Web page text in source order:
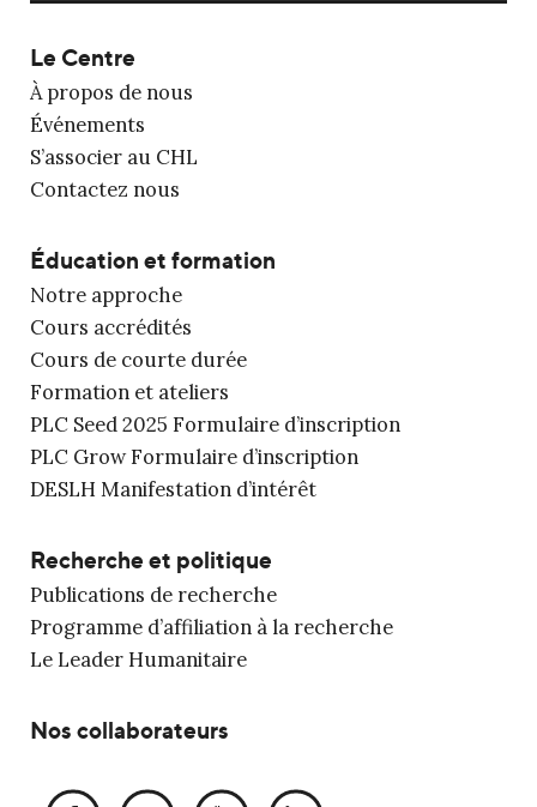
Le Centre
À propos de nous
Événements
S’associer au CHL
Contactez nous
Éducation et formation
Notre approche
Cours accrédités
Cours de courte durée
Formation et ateliers
PLC Seed 2025 Formulaire d’inscription
PLC Grow Formulaire d’inscription
DESLH Manifestation d’intérêt
Recherche et politique
Publications de recherche
Programme d’affiliation à la recherche
Le Leader Humanitaire
Nos collaborateurs